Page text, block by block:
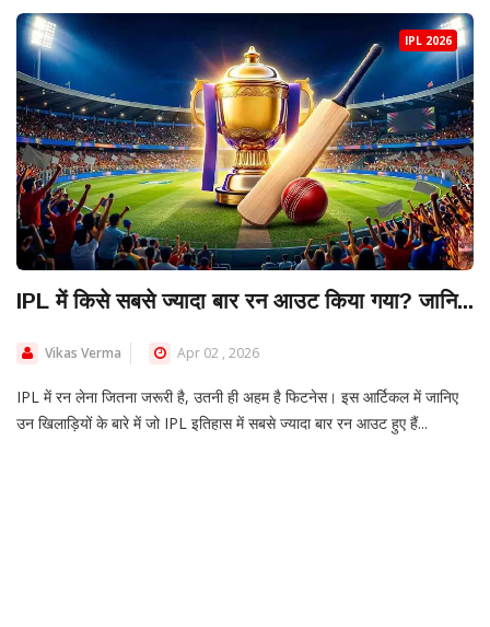
IPL 2026
IPL में किसे सबसे ज्यादा बार रन आउट किया गया? जानि...
Vikas Verma Apr 02 , 2026
IPL में रन लेना जितना जरूरी है, उतनी ही अहम है फिटनेस। इस आर्टिकल में जानिए
उन खिलाड़ियों के बारे में जो IPL इतिहास में सबसे ज्यादा बार रन आउट हुए हैं...